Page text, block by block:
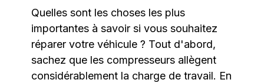
Quelles sont les choses les plus
importantes à savoir si vous souhaitez
réparer votre véhicule ? Tout d'abord,
sachez que les compresseurs allègent
considérablement la charge de travail. En